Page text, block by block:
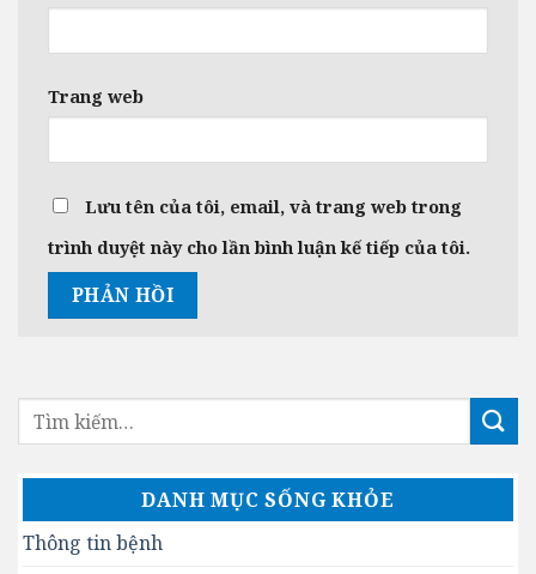
Trang web
Lưu tên của tôi, email, và trang web trong
trình duyệt này cho lần bình luận kế tiếp của tôi.
DANH MỤC SỐNG KHỎE
Thông tin bệnh